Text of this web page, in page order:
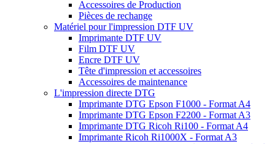
Accessoires de Production
Pièces de rechange
Matériel pour l'impression DTF UV
Imprimante DTF UV
Film DTF UV
Encre DTF UV
Tête d'impression et accessoires
Accessoires de maintenance
L'impression directe DTG
Imprimante DTG Epson F1000 - Format A4
Imprimante DTG Epson F2200 - Format A3
Imprimante DTG Ricoh Ri100 - Format A4
Imprimante Ricoh Ri1000X - Format A3